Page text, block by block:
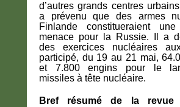
d’autres grands centres
a prévenu que des armes
Finlande constitueraient
menace pour la Russie. Il a
des exercices nucléaires
participé, du 19 au 21 mai,
et 7.800 engins pour le
missiles à tête nucléaire.
Bref résumé de la revue